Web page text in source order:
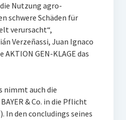
Nutzung agro-
schwere Schäden für
verursacht“,
Verzeñassi, Juan Ignaco
AKTION GEN-KLAGE das
nimmt auch die
& Co. in die Pflicht
In den concludings seines